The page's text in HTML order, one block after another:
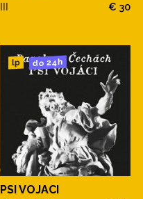
III € 30
lp do 24h
PSI VOJACI